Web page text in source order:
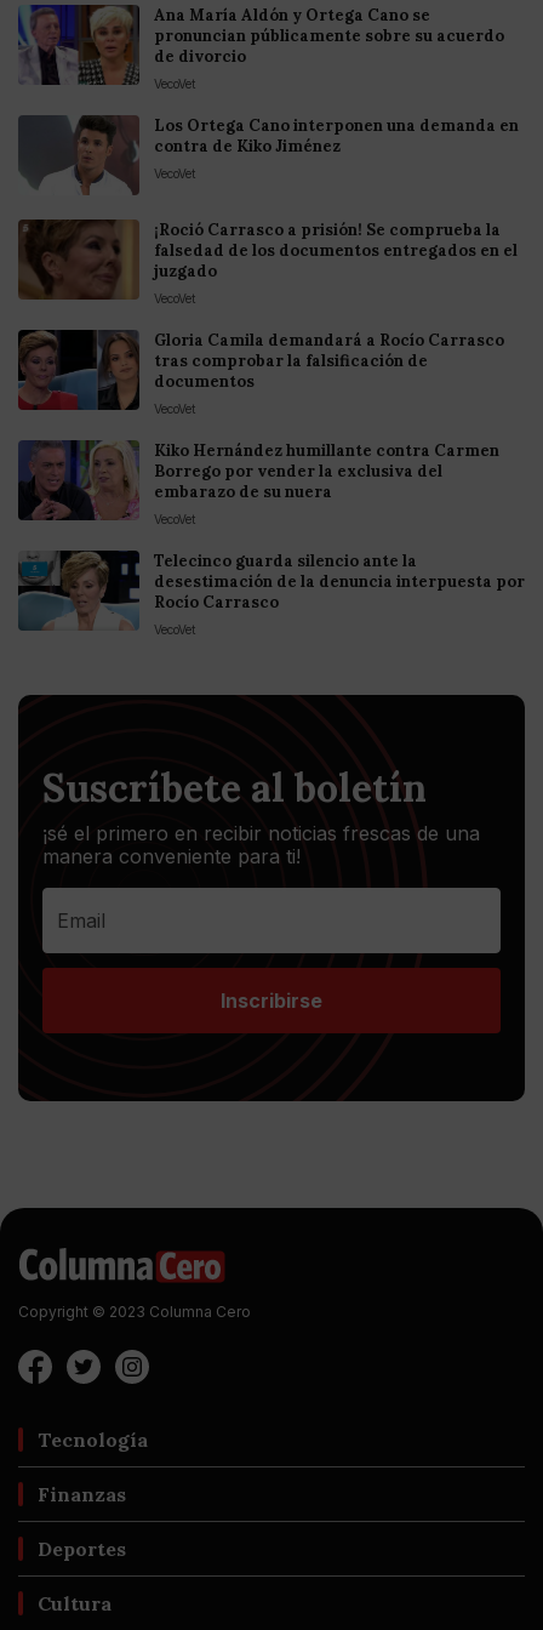
Ana María Aldón y Ortega Cano se
pronuncian públicamente sobre su acuerdo
de divorcio
VecoVet
Los Ortega Cano interponen una demanda en
contra de Kiko Jiménez
VecoVet
¡Roció Carrasco a prisión! Se comprueba la
falsedad de los documentos entregados en el
juzgado
VecoVet
Gloria Camila demandará a Rocío Carrasco
tras comprobar la falsificación de
documentos
VecoVet
Kiko Hernández humillante contra Carmen
Borrego por vender la exclusiva del
embarazo de su nuera
VecoVet
Telecinco guarda silencio ante la
desestimación de la denuncia interpuesta por
Rocío Carrasco
VecoVet
Suscríbete al boletín
¡sé el primero en recibir noticias frescas de una
manera conveniente para ti!
Inscribirse
Copyright © 2023 Columna Cero
Tecnología
Finanzas
Deportes
Cultura